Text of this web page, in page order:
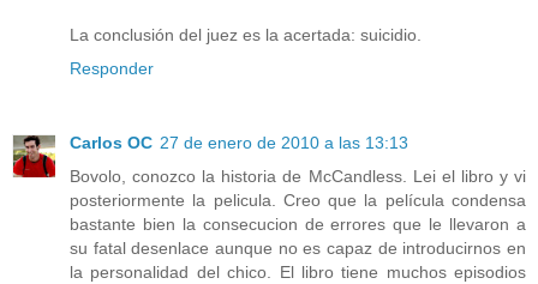
La conclusión del juez es la acertada: suicidio.
Responder
Carlos OC 27 de enero de 2010 a las 13:13
Bovolo, conozco la historia de McCandless. Lei el libro y vi
posteriormente la pelicula. Creo que la película condensa
bastante bien la consecucion de errores que le llevaron a
su fatal desenlace aunque no es capaz de introducirnos en
la personalidad del chico. El libro tiene muchos episodios